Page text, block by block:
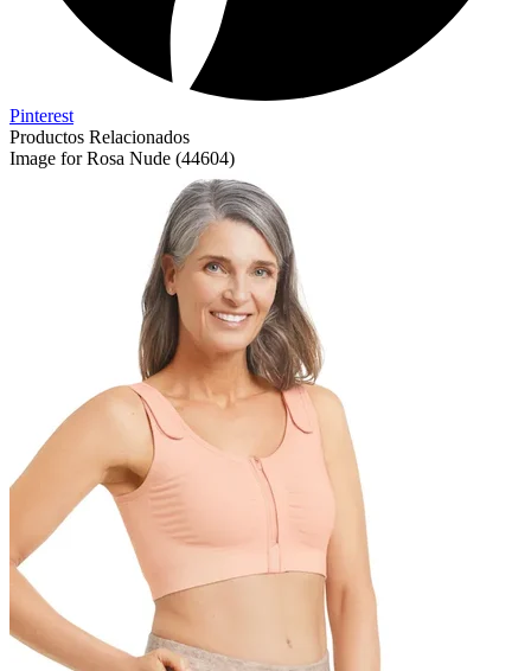
Pinterest
Productos Relacionados
Image for Rosa Nude (44604)